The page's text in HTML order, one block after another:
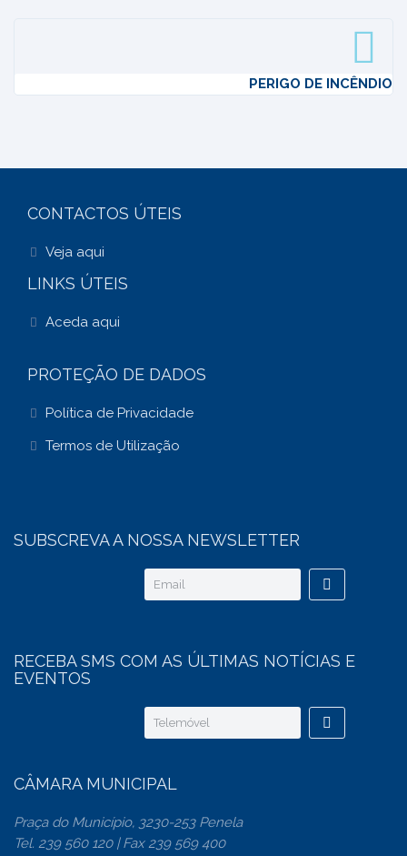
PERIGO DE INCÊNDIO
CONTACTOS ÚTEIS
Veja aqui
LINKS ÚTEIS
Aceda aqui
PROTEÇÃO DE DADOS
Política de Privacidade
Termos de Utilização
SUBSCREVA A NOSSA NEWSLETTER
RECEBA SMS COM AS ÚLTIMAS NOTÍCIAS E
EVENTOS
CÂMARA MUNICIPAL
Praça do Município, 3230-253 Penela
Tel. 239 560 120 | Fax 239 569 400